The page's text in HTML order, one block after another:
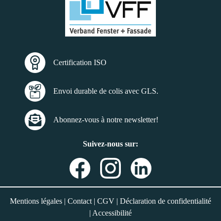
Certification ISO
Envoi durable de colis avec GLS.
Abonnez-vous à notre newsletter!
Suivez-nous sur:
Mentions légales | Contact | CGV | Déclaration de confidentialité
| Accessibilité